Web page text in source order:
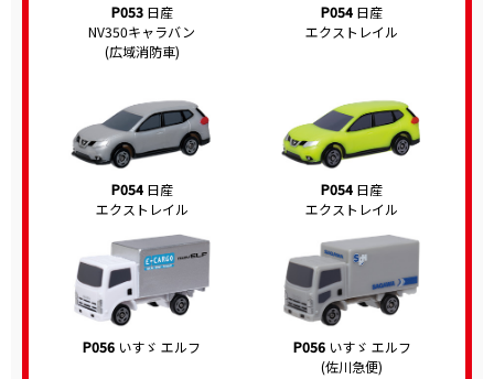
P053日産
NV350キャラバン
(広域消防車)
P054 日産
エクストレイル
P054日産
エクストレイル
P054 日産
エクストレイル
P056 いすゞ エルフ P056いすゞ エルフ
(佐川急便)